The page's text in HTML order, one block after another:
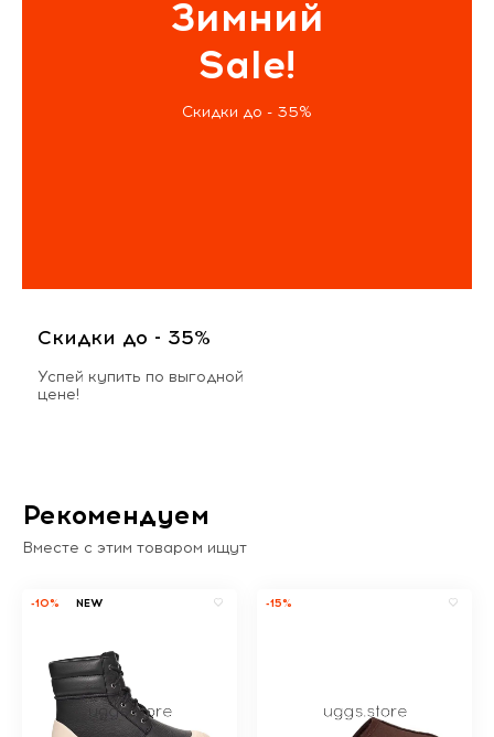
Зимний
Sale!
Скидки до - 35%
Скидки до - 35%
Успей купить по выгодной
цене!
Рекомендуем
Вместе с этим товаром ищут
-10% NEW -15%